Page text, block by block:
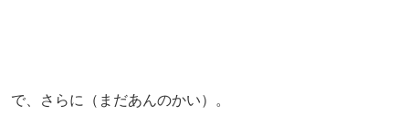
で、さらに（まだあんのかい）。